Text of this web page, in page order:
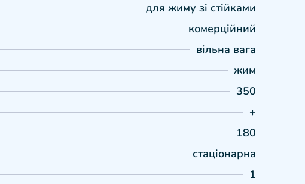
для жиму зі стійками
комерційний
вільна вага
жим
350
+
180
стаціонарна
1